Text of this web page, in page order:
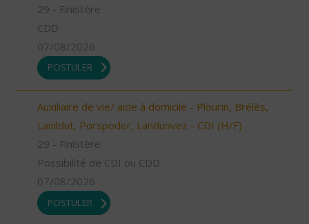
29 - Finistère
CDD
07/08/2026
POSTULER
Auxiliaire de vie/ aide à domicile - Plourin, Brélès,
Lanildut, Porspoder, Landunvez - CDI (H/F)
29 - Finistère
Possibilité de CDI ou CDD
07/08/2026
POSTULER